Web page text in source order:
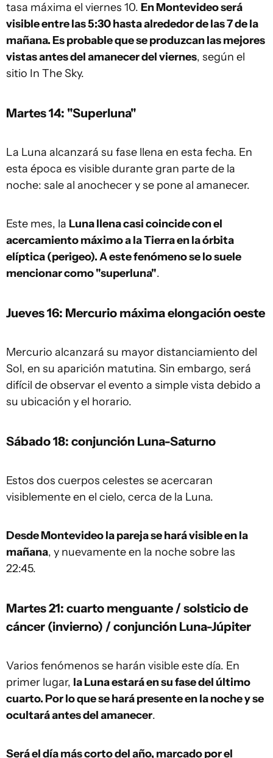
tasa máxima el viernes 10. En Montevideo será
visible entre las 5:30 hasta alrededor de las 7 de la
mañana. Es probable que se produzcan las mejores
vistas antes del amanecer del viernes, según el
sitio In The Sky.
Martes 14: "Superluna"
La Luna alcanzará su fase llena en esta fecha. En
esta época es visible durante gran parte de la
noche: sale al anochecer y se pone al amanecer.
Este mes, la Luna llena casi coincide con el
acercamiento máximo a la Tierra en la órbita
elíptica (perigeo). A este fenómeno se lo suele
mencionar como "superluna".
Jueves 16: Mercurio máxima elongación oeste
Mercurio alcanzará su mayor distanciamiento del
Sol, en su aparición matutina. Sin embargo, será
difícil de observar el evento a simple vista debido a
su ubicación y el horario.
Sábado 18: conjunción Luna-Saturno
Estos dos cuerpos celestes se acercaran
visiblemente en el cielo, cerca de la Luna.
Desde Montevideo la pareja se hará visible en la
mañana, y nuevamente en la noche sobre las
22:45.
Martes 21: cuarto menguante / solsticio de
cáncer (invierno) / conjunción Luna-Júpiter
Varios fenómenos se harán visible este día. En
primer lugar, la Luna estará en su fase del último
cuarto. Por lo que se hará presente en la noche y se
ocultará antes del amanecer.
Será el día más corto del año, marcado por el